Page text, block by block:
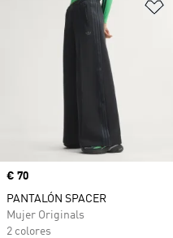
Precio
€ 70
PANTALÓN SPACER
Mujer Originals
2 colores